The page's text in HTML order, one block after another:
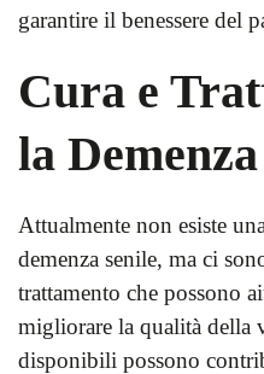
garantire il benessere del
Cura e
la
Attualmente non esiste
demenza senile, ma ci
trattamento che possono
migliorare la qualità della
disponibili possono